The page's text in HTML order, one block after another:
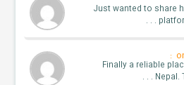
Just wanted to share
Finally a reliable
Nepal.